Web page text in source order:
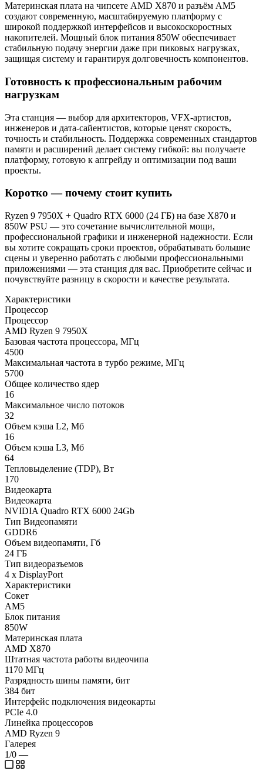
Материнская плата на чипсете AMD X870 и разъём AM5
создают современную, масштабируемую платформу с
широкой поддержкой интерфейсов и высокоскоростных
накопителей. Мощный блок питания 850W обеспечивает
стабильную подачу энергии даже при пиковых нагрузках,
защищая систему и гарантируя долговечность компонентов.
Готовность к профессиональным рабочим
нагрузкам
Эта станция — выбор для архитекторов, VFX‑артистов,
инженеров и дата‑сайентистов, которые ценят скорость,
точность и стабильность. Поддержка современных стандартов
памяти и расширений делает систему гибкой: вы получаете
платформу, готовую к апгрейду и оптимизации под ваши
проекты.
Коротко — почему стоит купить
Ryzen 9 7950X + Quadro RTX 6000 (24 ГБ) на базе X870 и
850W PSU — это сочетание вычислительной мощи,
профессиональной графики и инженерной надежности. Если
вы хотите сокращать сроки проектов, обрабатывать большие
сцены и уверенно работать с любыми профессиональными
приложениями — эта станция для вас. Приобретите сейчас и
почувствуйте разницу в скорости и качестве результата.
Характеристики
Процессор
Процессор
AMD Ryzen 9 7950X
Базовая частота процессора, МГц
4500
Максимальная частота в турбо режиме, МГц
5700
Общее количество ядер
16
Максимальное число потоков
32
Объем кэша L2, Мб
16
Объем кэша L3, Мб
64
Тепловыделение (TDP), Вт
170
Видеокарта
Видеокарта
NVIDIA Quadro RTX 6000 24Gb
Тип Видеопамяти
GDDR6
Объем видеопамяти, Гб
24 ГБ
Тип видеоразъемов
4 x DisplayPort
Характеристики
Сокет
AM5
Блок питания
850W
Материнская плата
AMD X870
Штатная частота работы видеочипа
1170 МГц
Разрядность шины памяти, бит
384 бит
Интерфейс подключения видеокарты
PCIe 4.0
Линейка процессоров
AMD Ryzen 9
Галерея
1/0 —